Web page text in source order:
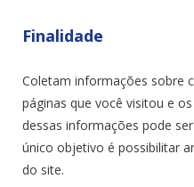
Finalidade
Coletam informações sobre
páginas que você visitou e
dessas informações pode
único objetivo é possibilitar
do site.